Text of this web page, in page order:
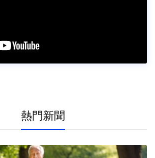
熱門新聞